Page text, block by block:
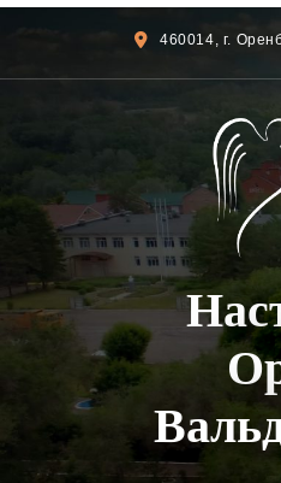
460014, г.